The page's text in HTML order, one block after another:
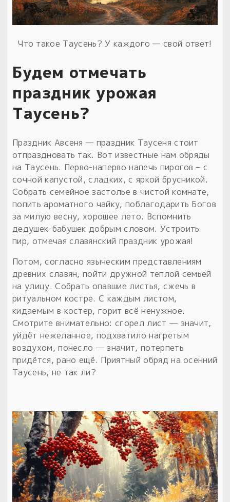
Что такое Таусень? У каждого — свой ответ!
Будем отмечать
праздник урожая
Таусень?
Праздник Авсеня — праздник Таусеня стоит
отпраздновать так. Вот известные нам обряды
на Таусень. Перво-наперво напечь пирогов – с
сочной капустой, сладких, с яркой брусникой.
Собрать семейное застолье в чистой комнате,
попить ароматного чайку, поблагодарить Богов
за милую весну, хорошее лето. Вспомнить
дедушек-бабушек добрым словом. Устроить
пир, отмечая славянский праздник урожая!
Потом, согласно языческим представлениям
древних славян, пойти дружной теплой семьей
на улицу. Собрать опавшие листья, сжечь в
ритуальном костре. С каждым листом,
кидаемым в костер, горит всё ненужное.
Смотрите внимательно: сгорел лист ─ значит,
уйдёт нежеланное, подхватило нагретым
воздухом, понесло ─ значит, потерпеть
придётся, рано ещё. Приятный обряд на осенний
Таусень, не так ли?